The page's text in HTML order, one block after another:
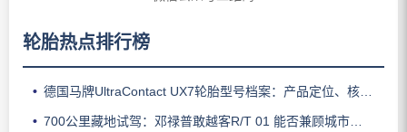
轮胎热点排行榜
德国马牌UltraContact UX7轮胎型号档案：产品定位、核心技术、适用车型与使用场景
700公里藏地试驾：邓禄普敢越客R/T 01 能否兼顾城市与越野？